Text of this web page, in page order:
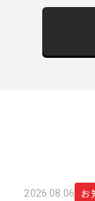
2026.08.06 お